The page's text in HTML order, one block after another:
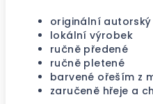
originální
lokální výrobek
ručně předené
ručně pletené
barvené ořeším z
zaručeně hřeje a